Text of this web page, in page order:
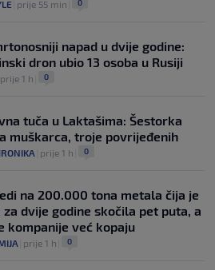
prije 55 min 0
napad u dvije godine:
dron ubio 13 osoba u Rusiji
prije 1 h 0
tuča u Laktašima: Šestorka
muškarca, troje povrijeđenih
prije 1 h 0
na 200.000 tona metala čija je
za dvije godine skočila pet puta, a
kompanije već kopaju
prije 1 h 0